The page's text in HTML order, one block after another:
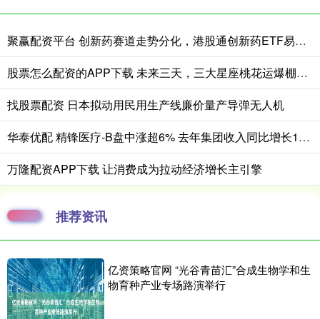
聚赢配资平台 创新药赛道走势分化，港股通创新药ETF易方达（159316）全天净申购超1亿份
股票怎么配资的APP下载 未来三天，三大星座桃花运爆棚！命中注定的良缘即将降临
找股票配资 日本拟动用民用生产线廉价量产导弹无人机
华泰优配 精锋医疗-B盘中涨超6% 去年集团收入同比增长184.80%
万隆配资APP下载 让消费成为拉动经济增长主引擎
推荐资讯
亿资策略官网 “光谷青苗汇”合成生物学和生
物育种产业专场路演举行